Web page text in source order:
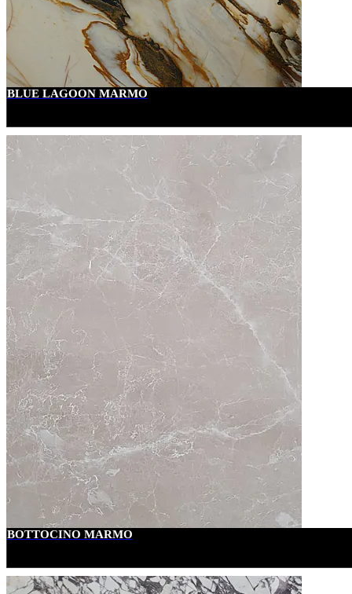
BLUE LAGOON MARMO
BOTTOCINO MARMO